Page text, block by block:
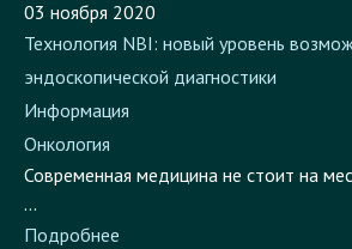
Технология NBI: новый уровень
эндоскопической диагностики
Информация
Онкология
Современная медицина не стоит на
...
Подробнее